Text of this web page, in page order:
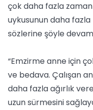
çok daha fazla
uykusunun daha
sözlerine şöyle
“Emzirme anne için
ve bedava. Çalışan
daha fazla ağırlık
uzun sürmesini